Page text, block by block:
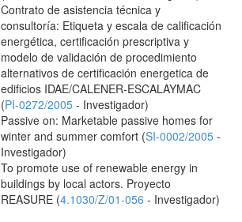
Contrato de asistencia técnica y
consultoría: Etiqueta y escala de calificación
energética, certificación prescriptiva y
modelo de validación de procedimiento
alternativos de certificación energetica de
edificios IDAE/CALENER-ESCALAYMAC
(PI-0272/2005- Investigador)
Passive on: Marketable passive homes for
winter and summer comfort (SI-0002/2005-
Investigador)
To promote use of renewable energy in
buildings by local actors. Proyecto
REASURE (4.1030/Z/01-056 - Investigador)